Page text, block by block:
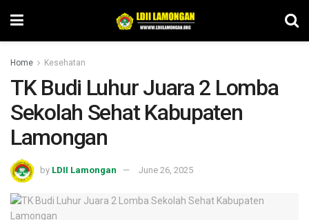
Home Kesehatan
TK Budi Luhur Juara 2 Lomba
Sekolah Sehat Kabupaten
Lamongan
by LDII Lamongan June 26, 2025